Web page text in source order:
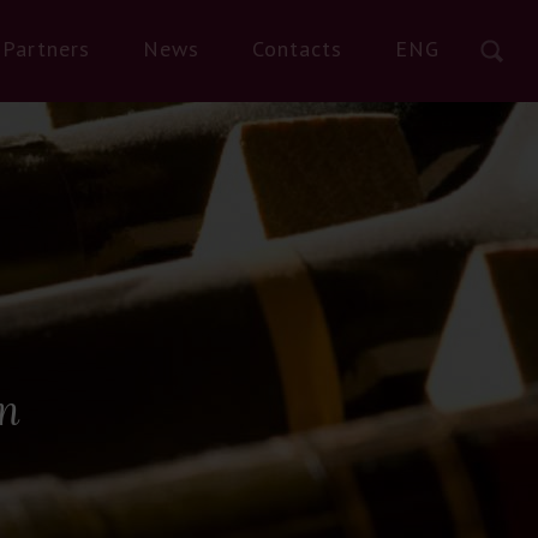
Partners News Contacts ENG